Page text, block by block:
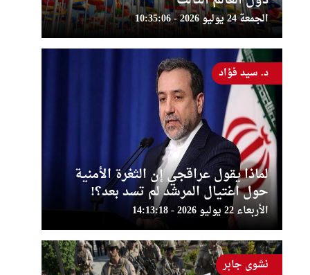
الجمعة 24 يوليو 2026 - 10:35:06
لماذا يقول عراقجي إن الثغرة الأمنية
حول اغتيال المرشد لم تسد بعد؟!
الأربعاء 22 يوليو 2026 - 14:13:18
د. سيد فؤاد
نشوى جابر